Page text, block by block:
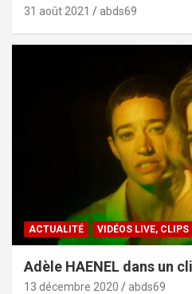
31 août 2021 abds69
ACTUALITÉ VIDÉOS LIVE, CLIPS
Adèle HAENEL dans un
13 décembre 2020 abds69